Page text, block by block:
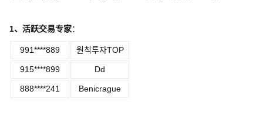
1、活跃交易专家：
991****889 원칙투자TOP
915****899 Dd
888****241 Benicrague